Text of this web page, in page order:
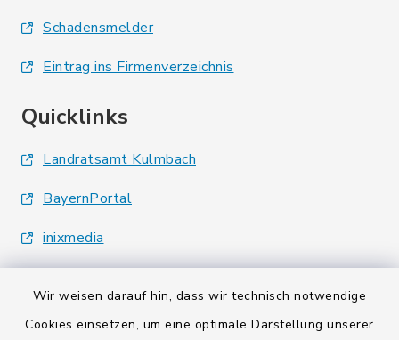
Wir weisen darauf hin, dass wir technisch notwendige
Cookies einsetzen, um eine optimale Darstellung unserer
Schadensmelder
Eintrag ins Firmenverzeichnis
Quicklinks
Landratsamt Kulmbach
BayernPortal
inixmedia